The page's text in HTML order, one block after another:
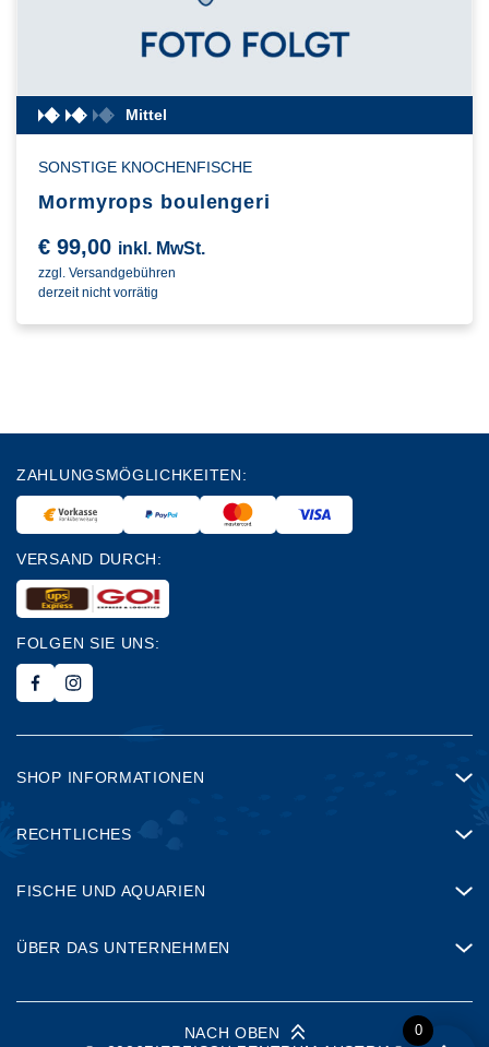
Mittel
SONSTIGE KNOCHENFISCHE
Mormyrops boulengeri
€ 99,00 inkl. MwSt.
zzgl. Versandgebühren
derzeit nicht vorrätig
ZAHLUNGSMÖGLICHKEITEN:
VERSAND DURCH:
FOLGEN SIE UNS:
SHOP INFORMATIONEN
RECHTLICHES
FISCHE UND AQUARIEN
ÜBER DAS UNTERNEHMEN
NACH OBEN 0